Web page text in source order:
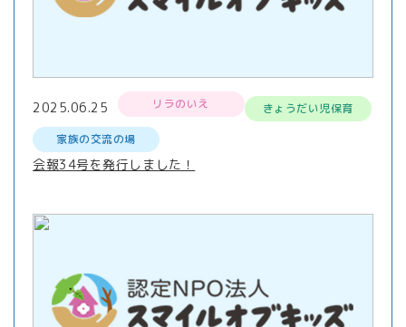
2025.06.25 リラのいえ
きょうだい児保育
家族の交流の場
会報34号を発行しました！